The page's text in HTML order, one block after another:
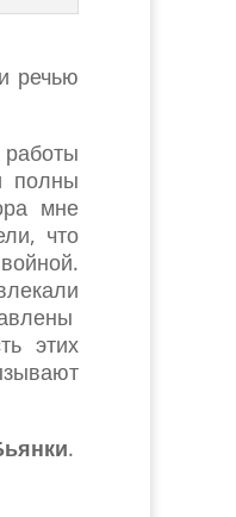
речью
полны
мне
что
этих
.